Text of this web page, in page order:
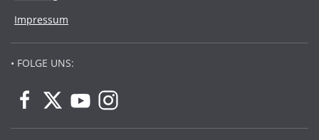
Impressum
• FOLGE UNS: